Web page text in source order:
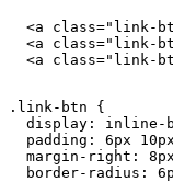
<a class="link-
<a class="link-
<a class="link-
.link-btn {
display: inline-
padding: 6px
margin-right:
border-radius: